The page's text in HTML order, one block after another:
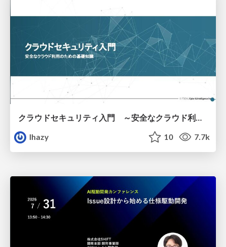
クラウドセキュリティ入門 ～安全なクラウド利用のための基礎知識～
lhazy
10 7.7k